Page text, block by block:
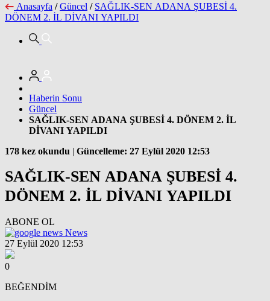
Anasayfa / Güncel / SAĞLIK-SEN ADANA ŞUBESİ 4.
DÖNEM 2. İL DİVANI YAPILDI
Haberin Sonu
Güncel
SAĞLIK-SEN ADANA ŞUBESİ 4. DÖNEM 2. İL
DİVANI YAPILDI
178 kez okundu | Güncelleme: 27 Eylül 2020 12:53
SAĞLIK-SEN ADANA ŞUBESİ 4.
DÖNEM 2. İL DİVANI YAPILDI
ABONE OL
News
27 Eylül 2020 12:53
0
BEĞENDİM